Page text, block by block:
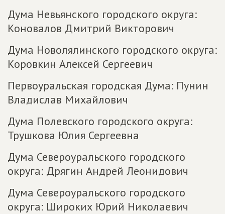
Дума Невьянского городского округа:
Коновалов Дмитрий Викторович
Дума Новолялинского городского округа:
Коровкин Алексей Сергеевич
Первоуральская городская Дума: Пунин
Владислав Михайлович
Дума Полевского городского округа:
Трушкова Юлия Сергеевна
Дума Североуральского городского
округа: Дрягин Андрей Леонидович
Дума Североуральского городского
округа: Широких Юрий Николаевич